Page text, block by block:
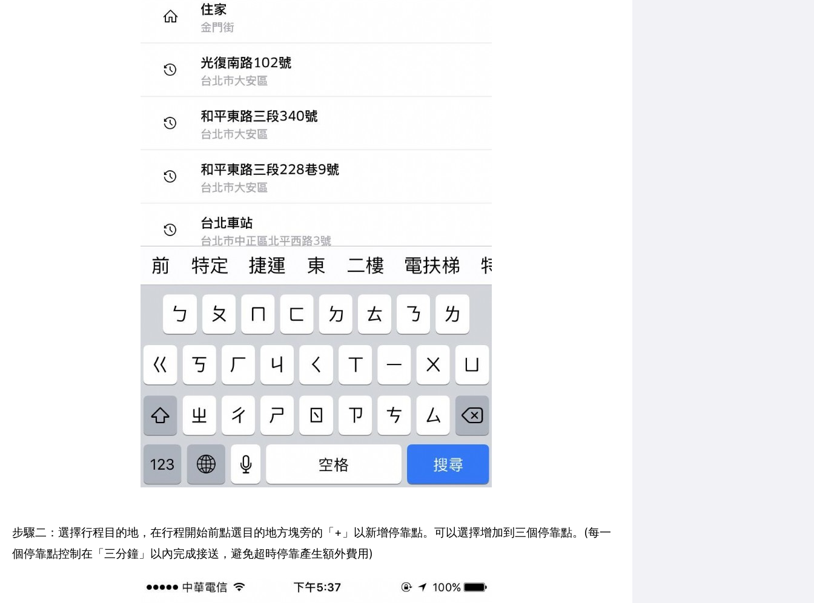
步驟二：選擇行程目的地，在行程開始前點選目的地方塊旁的「+」以新增停靠點。可以選擇增加到三個停靠點。(每一
個停靠點控制在「三分鐘」以內完成接送，避免超時停靠產生額外費用)